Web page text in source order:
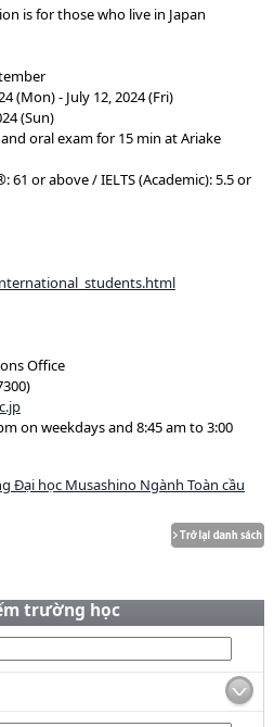
is for those who live in Japan
(Mon) - July 12, 2024 (Fri)
(Sun)
oral exam for 15 min at Ariake
61 or above / IELTS (Academic): 5.5 or
Office
on weekdays and 8:45 am to 3:00
Đại học Musashino Ngành Toàn cầu
trường học